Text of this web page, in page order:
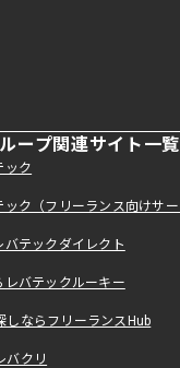
ープ関連サイト一覧
ック
ク（フリーランス向けサー
バテックダイレクト
レバテックルーキー
しならフリーランスHub
バクリ